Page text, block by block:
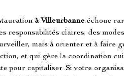
à Villeurbanne échoue
responsabilités claires, des
mais à orienter et à
et qui gère la coordination
pour capitaliser. Si votre